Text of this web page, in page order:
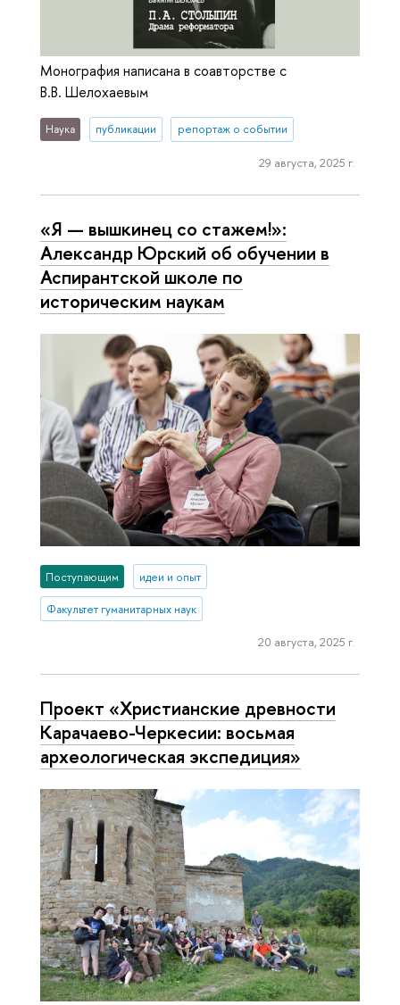
Монография написана в соавторстве с
В.В. Шелохаевым
Наука публикации репортаж о событии
29 августа, 2025 г.
«Я — вышкинец со стажем!»:
Александр Юрский об обучении в
Аспирантской школе по
историческим наукам
Поступающим идеи и опыт
Факультет гуманитарных наук
20 августа, 2025 г.
Проект «Христианские древности
Карачаево-Черкесии: восьмая
археологическая экспедиция»